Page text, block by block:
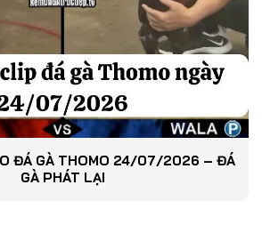
ĐÁ GÀ THOMO 24/07/2026 – ĐÁ
GÀ PHÁT LẠI